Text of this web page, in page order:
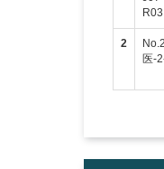
R03
2
医-